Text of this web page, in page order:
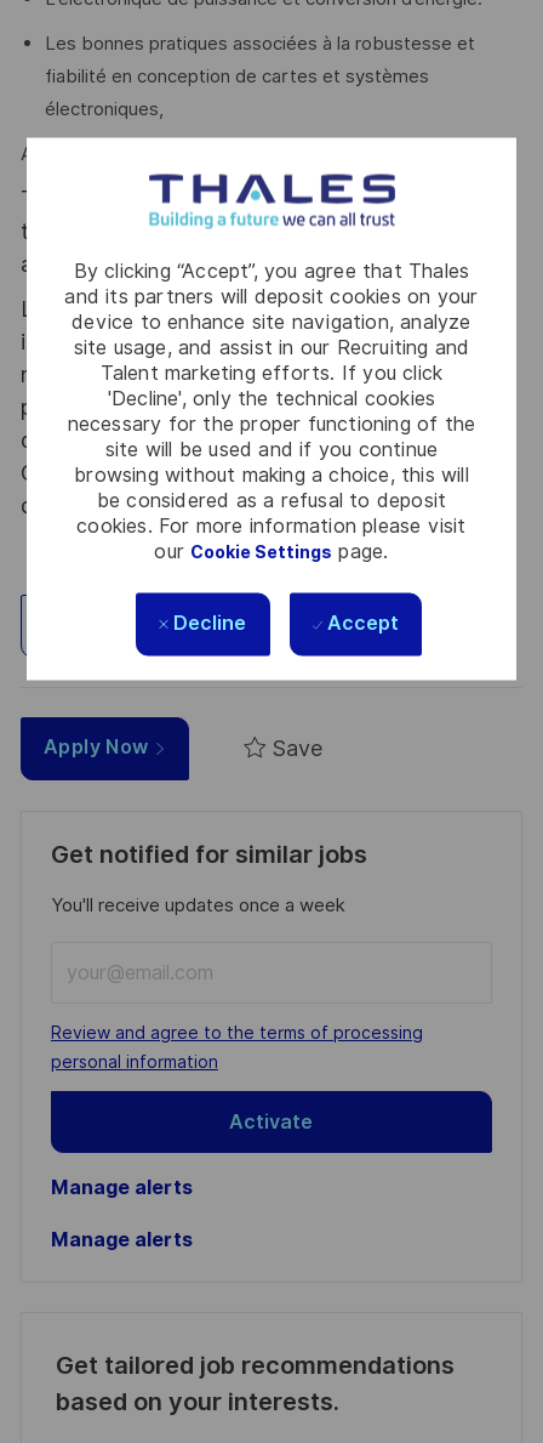
By clicking “Accept”, you agree that Thales
and its partners will deposit cookies on your
device to enhance site navigation, analyze
site usage, and assist in our Recruiting and
Talent marketing efforts. If you click
'Decline', only the technical cookies
necessary for the proper functioning of the
site will be used and if you continue
browsing without making a choice, this will
be considered as a refusal to deposit
cookies. For more information please visit
our Cookie Settings page.
Decline Accept
Les bonnes pratiques associées à la robustesse et
fiabilité en conception de cartes et systèmes
électroniques,
Alors ce poste est fait pour vous !
Thales, entreprise Handi-Engagée, reconnait
tous les talents. La diversité est notre meilleur
atout. Postulez et rejoignez nous !
Le poste pouvant nécessiter d'accéder à des
informations relevant du secret de la défense
nationale, la personne retenue fera l'objet d'une
procédure d’habilitation, conformément aux
dispositions des articles R.2311-1 et suivants du
Code de la défense et de l’IGI 1300 SGDSN/PSE
du 09 août 2021.
Explore Location
Apply Now Save
Get notified for similar jobs
You'll receive updates once a week
Email
address
(Required)
Required
Review and agree to the terms of processing
personal information
Activate
Manage alerts
Manage alerts
Get tailored job recommendations
based on your interests.